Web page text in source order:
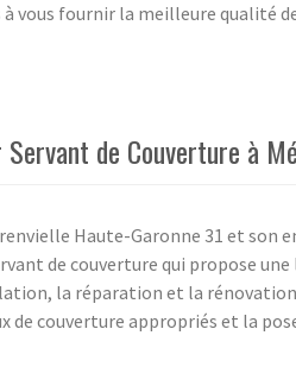
vous fournir la meilleure qualité
de Couverture à
Haute-Garonne 31 et son
de couverture qui propose
la réparation et la
couverture appropriés et la